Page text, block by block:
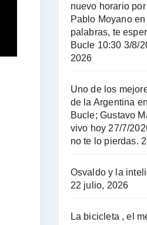
nuevo horario
Pablo Moyano
palabras, te
Bucle 10:30 3/8/
2026
Uno de los
de la Argentina
Bucle; Gustavo
vivo hoy 27/7/
no te lo pierdas.
Osvaldo y la
22 julio, 2026
La bicicleta , el